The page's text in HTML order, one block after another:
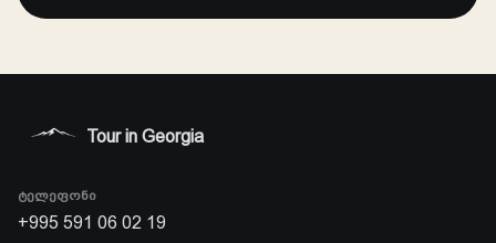
Tour in Georgia
ᲢᲔᲚᲔᲤᲝᲜᲘ
+995 591 06 02 19
მარშრუტების, დროის, ფასებისა და